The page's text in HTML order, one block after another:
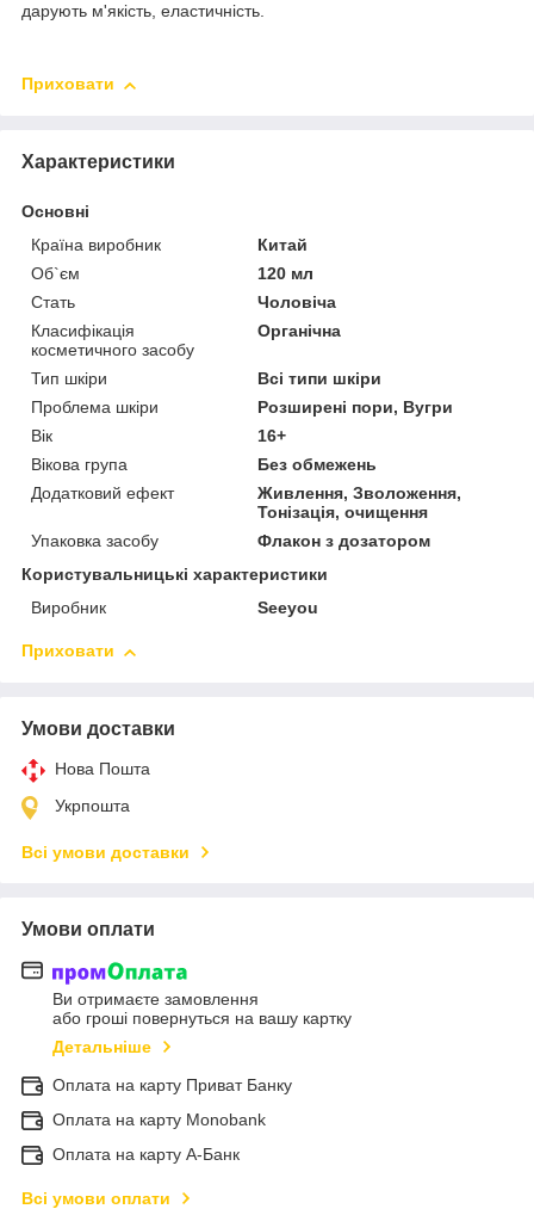
дарують м'якість, еластичність.
Приховати
Характеристики
Основні
Країна виробник
Китай
Об`єм
120 мл
Стать
Чоловіча
Класифікація
косметичного засобу
Органічна
Тип шкіри
Всі типи шкіри
Проблема шкіри
Розширені пори, Вугри
Вік
16+
Вікова група
Без обмежень
Додатковий ефект
Живлення, Зволоження,
Тонізація, очищення
Упаковка засобу
Флакон з дозатором
Користувальницькі характеристики
Виробник
Seeyou
Приховати
Умови доставки
Нова Пошта
Укрпошта
Всі умови доставки
Умови оплати
Ви отримаєте замовлення
або гроші повернуться на вашу картку
Детальніше
Оплата на карту Приват Банку
Оплата на карту Monobank
Оплата на карту А-Банк
Всі умови оплати